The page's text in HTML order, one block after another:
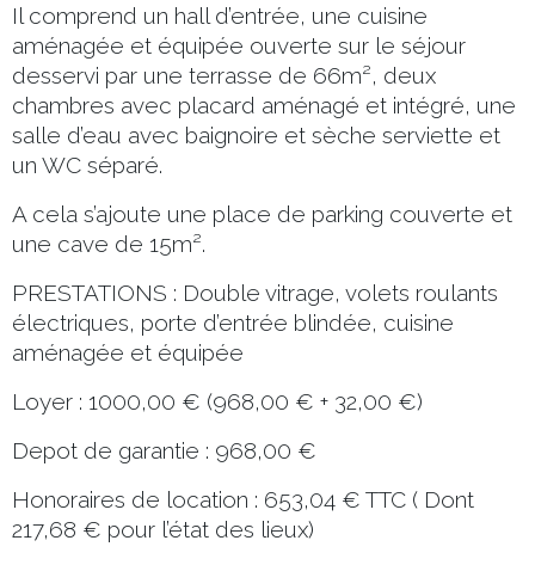
Il comprend un hall d’entrée, une cuisine
aménagée et équipée ouverte sur le séjour
desservi par une terrasse de 66m², deux
chambres avec placard aménagé et intégré, une
salle d’eau avec baignoire et sèche serviette et
un WC séparé.
A cela s’ajoute une place de parking couverte et
une cave de 15m².
PRESTATIONS : Double vitrage, volets roulants
électriques, porte d’entrée blindée, cuisine
aménagée et équipée
Loyer : 1000,00 € (968,00 € + 32,00 €)
Depot de garantie : 968,00 €
Honoraires de location : 653,04 € TTC ( Dont
217,68 € pour l’état des lieux)